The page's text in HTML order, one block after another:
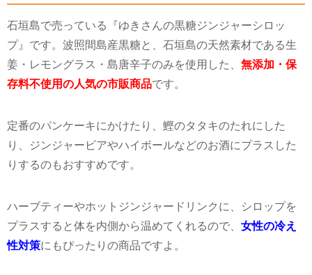
石垣島で売っている『ゆきさんの黒糖ジンジャーシロッ
プ』です。波照間島産黒糖と、石垣島の天然素材である生
姜・レモングラス・島唐辛子のみを使用した、 無添加・保
存料不使用の人気の市販商品です。
定番のパンケーキにかけたり、鰹のタタキのたれにした
り、ジンジャービアやハイボールなどのお酒にプラスした
りするのもおすすめです。
ハーブティーやホットジンジャードリンクに、シロップを
プラスすると体を内側から温めてくれるので、 女性の冷え
性対策にもぴったりの商品ですよ。